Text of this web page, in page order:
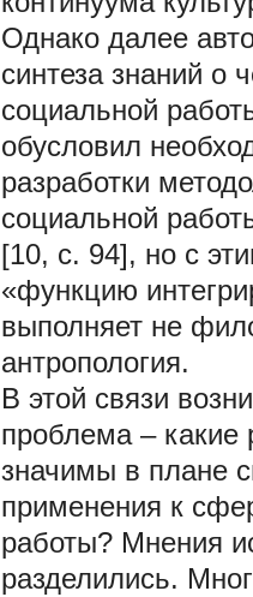
Однако далее
синтеза знаний о
социальной
обусловил
разработки
социальной
[10, с. 94], но с
«функцию
выполняет не
антропология.
В этой связи
проблема –
значимы в плане
применения к
работы? Мнения
разделились.